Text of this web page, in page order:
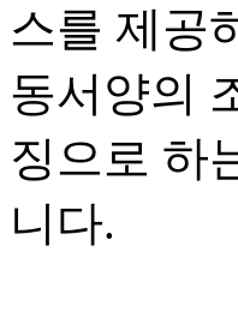
스를 제공
동서양의
징으로 하
니다.